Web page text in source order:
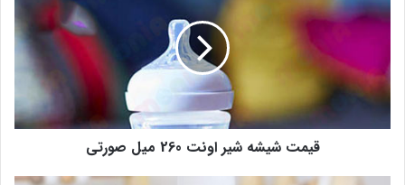
قیمت شیشه شیر اونت 260 میل صورتی